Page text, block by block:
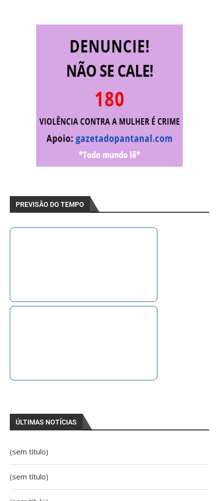
PREVISÃO DO TEMPO
ÚLTIMAS NOTÍCIAS
(sem título)
(sem título)